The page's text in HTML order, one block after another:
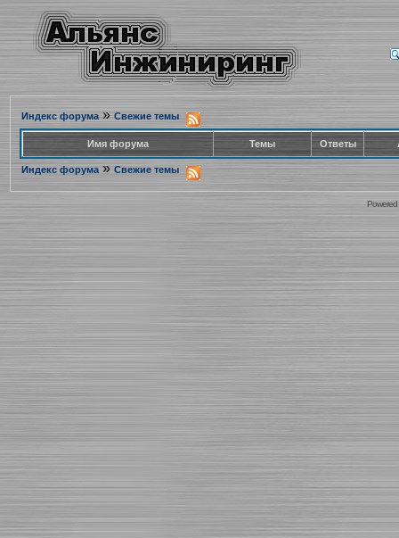
Индекс форума» Свежие темы
Имя форума Темы Ответы
Индекс форума » Свежие темы